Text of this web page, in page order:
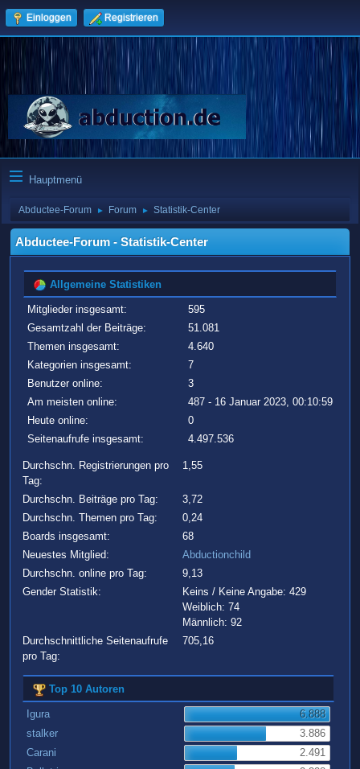
Einloggen Registrieren
Hauptmenü
Abductee-Forum ► Forum ► Statistik-Center
Abductee-Forum - Statistik-Center
Allgemeine Statistiken
Mitglieder insgesamt:
595
Gesamtzahl der Beiträge:
51.081
Themen insgesamt:
4.640
Kategorien insgesamt:
7
Benutzer online:
3
Am meisten online:
487 - 16 Januar 2023, 00:10:59
Heute online:
0
Seitenaufrufe insgesamt:
4.497.536
Durchschn. Registrierungen pro
Tag:
1,55
Durchschn. Beiträge pro Tag:
3,72
Durchschn. Themen pro Tag:
0,24
Boards insgesamt:
68
Neuestes Mitglied:
Abductionchild
Durchschn. online pro Tag:
9,13
Gender Statistik:
Keins / Keine Angabe: 429
Weiblich: 74
Männlich: 92
Durchschnittliche Seitenaufrufe
pro Tag:
705,16
Top 10 Autoren
Igura
6.888
stalker
3.886
Carani
2.491